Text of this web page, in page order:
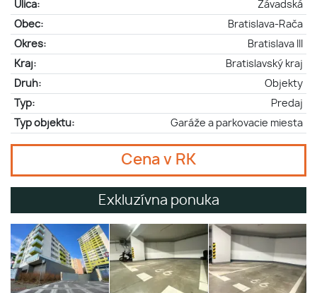
Ulica:
Závadská
Obec:
Bratislava-Rača
Okres:
Bratislava III
Kraj:
Bratislavský kraj
Druh:
Objekty
Typ:
Predaj
Typ objektu:
Garáže a parkovacie miesta
Cena v RK
Exkluzívna ponuka